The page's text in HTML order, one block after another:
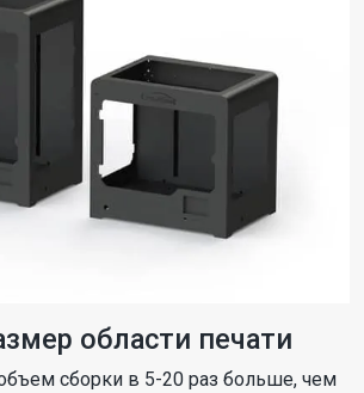
области печати
сборки в 5-20 раз больше, чем